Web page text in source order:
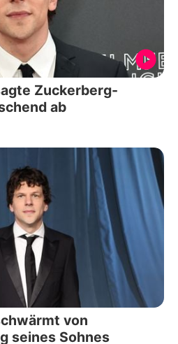
Zuckerberg-
ab
von
seines Sohnes